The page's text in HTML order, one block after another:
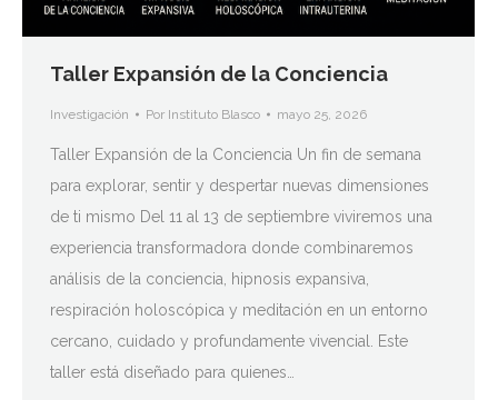
Taller Expansión de la Conciencia
Investigación Por Instituto Blasco mayo 25, 2026
Taller Expansión de la Conciencia Un fin de semana
para explorar, sentir y despertar nuevas dimensiones
de ti mismo Del 11 al 13 de septiembre viviremos una
experiencia transformadora donde combinaremos
análisis de la conciencia, hipnosis expansiva,
respiración holoscópica y meditación en un entorno
cercano, cuidado y profundamente vivencial. Este
taller está diseñado para quienes…